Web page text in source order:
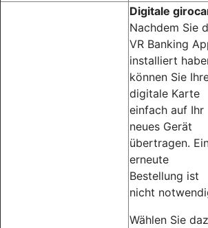
Digitale
Nachdem Sie
VR Banking
installiert
können Sie
digitale Karte
einfach auf Ihr
neues Gerät
übertragen.
erneute
Bestellung ist
nicht
Wählen Sie